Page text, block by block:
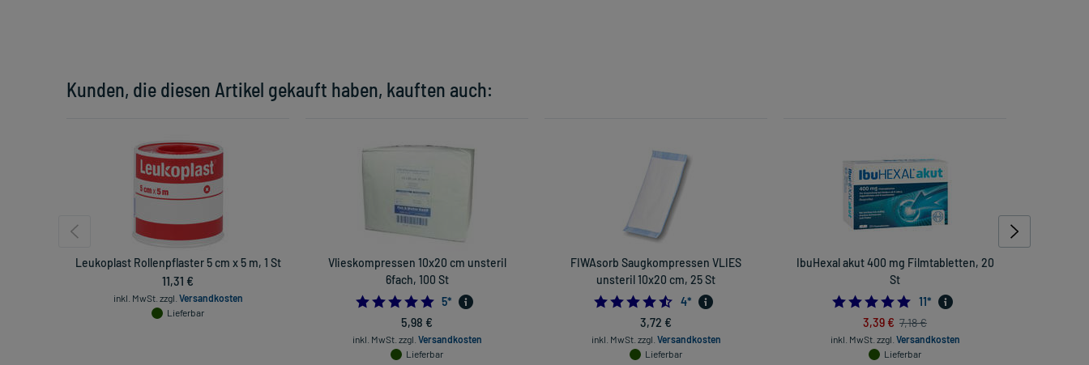
Kunden, die diesen Artikel gekauft haben, kauften auch:
Leukoplast Rollenpflaster 5 cm x 5 m, 1 St
11,31 €
inkl. MwSt. zzgl. Versandkosten
Lieferbar
Vlieskompressen 10x20 cm unsteril
6fach, 100 St
5.0
5*
5,98 €
inkl. MwSt. zzgl. Versandkosten
Lieferbar
FIWAsorb Saugkompressen VLIES
unsteril 10x20 cm, 25 St
4.5
4*
3,72 €
inkl. MwSt. zzgl. Versandkosten
Lieferbar
IbuHexal akut 400 mg Filmtabletten, 20
St
4.909090909090909
11*
3,39 € 7,18 €
inkl. MwSt. zzgl. Versandkosten
Lieferbar